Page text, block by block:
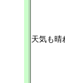
天気も晴